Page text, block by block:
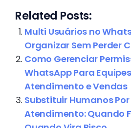
Related Posts:
Multi Usuários no
Organizar Sem Perder
Como Gerenciar
WhatsApp Para
Atendimento e Vendas
Substituir Humanos Por
Atendimento: Quando